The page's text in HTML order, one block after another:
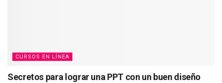
CURSOS EN LÍNEA
Secretos para lograr una PPT con un buen diseño